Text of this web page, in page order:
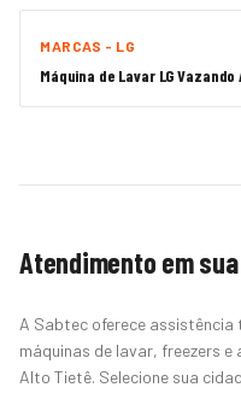
MARCAS - LG
Máquina de Lavar LG
Atendimento em
A Sabtec oferece
máquinas de lavar, freezers
Alto Tietê. Selecione sua